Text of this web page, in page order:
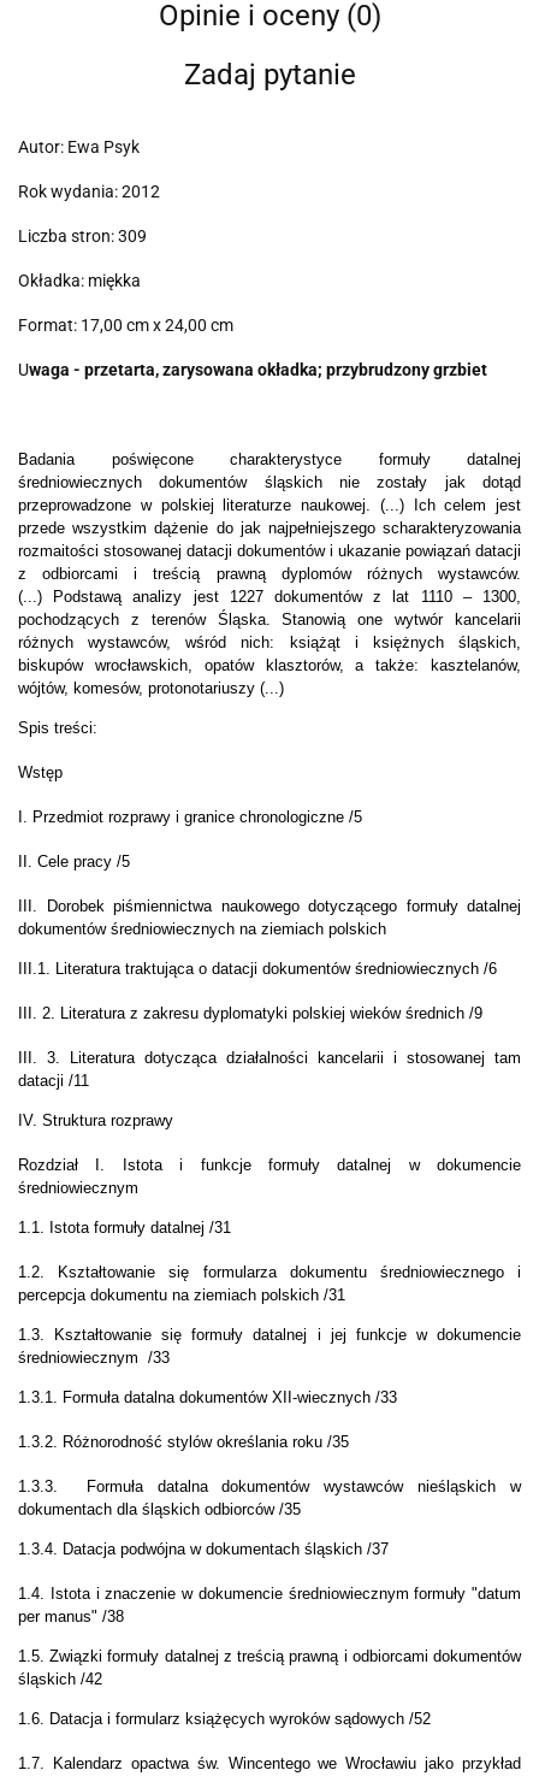
Opinie i oceny (0)
Zadaj pytanie
Autor: Ewa Psyk
Rok wydania: 2012
Liczba stron: 309
Okładka: miękka
Format: 17,00 cm x 24,00 cm
Uwaga - przetarta, zarysowana okładka; przybrudzony grzbiet
Badania poświęcone charakterystyce formuły datalnej
średniowiecznych dokumentów śląskich nie zostały jak dotąd
przeprowadzone w polskiej literaturze naukowej. (...) Ich celem jest
przede wszystkim dążenie do jak najpełniejszego scharakteryzowania
rozmaitości stosowanej datacji dokumentów i ukazanie powiązań datacji
z odbiorcami i treścią prawną dyplomów różnych wystawców.
(...) Podstawą analizy jest 1227 dokumentów z lat 1110 – 1300,
pochodzących z terenów Śląska. Stanowią one wytwór kancelarii
różnych wystawców, wśród nich: książąt i księżnych śląskich,
biskupów wrocławskich, opatów klasztorów, a także: kasztelanów,
wójtów, komesów, protonotariuszy (...)
Spis treści:
Wstęp
I. Przedmiot rozprawy i granice chronologiczne /5
II. Cele pracy /5
III. Dorobek piśmiennictwa naukowego dotyczącego formuły datalnej
dokumentów średniowiecznych na ziemiach polskich
III.1. Literatura traktująca o datacji dokumentów średniowiecznych /6
III. 2. Literatura z zakresu dyplomatyki polskiej wieków średnich /9
III. 3. Literatura dotycząca działalności kancelarii i stosowanej tam
datacji /11
IV. Struktura rozprawy
Rozdział I. Istota i funkcje formuły datalnej w dokumencie
średniowiecznym
1.1. Istota formuły datalnej /31
1.2. Kształtowanie się formularza dokumentu średniowiecznego i
percepcja dokumentu na ziemiach polskich /31
1.3. Kształtowanie się formuły datalnej i jej funkcje w dokumencie
średniowiecznym /33
1.3.1. Formuła datalna dokumentów XII-wiecznych /33
1.3.2. Różnorodność stylów określania roku /35
1.3.3. Formuła datalna dokumentów wystawców nieśląskich w
dokumentach dla śląskich odbiorców /35
1.3.4. Datacja podwójna w dokumentach śląskich /37
1.4. Istota i znaczenie w dokumencie średniowiecznym formuły "datum
per manus" /38
1.5. Związki formuły datalnej z treścią prawną i odbiorcami dokumentów
śląskich /42
1.6. Datacja i formularz książęcych wyroków sądowych /52
1.7. Kalendarz opactwa św. Wincentego we Wrocławiu jako przykład